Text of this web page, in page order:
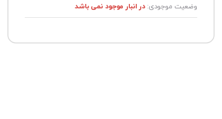
وضعیت موجودی:در انبار موجود نمی باشد